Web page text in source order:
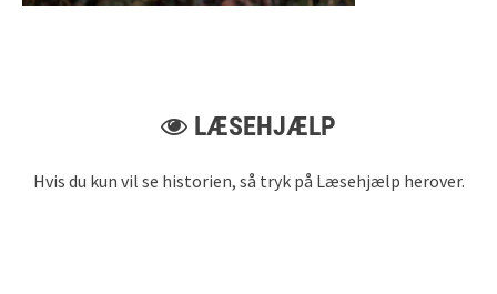
LÆSEHJÆLP
Hvis du kun vil se historien, så tryk på Læsehjælp herover.